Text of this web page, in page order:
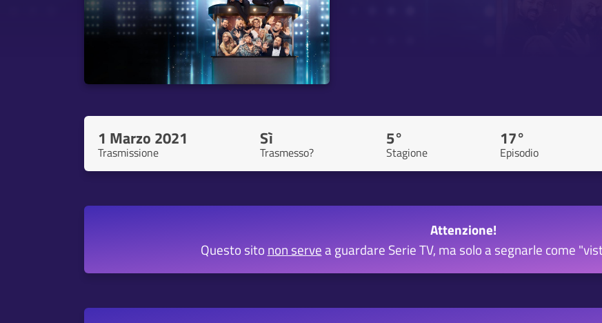
1 Marzo 2021
Trasmissione
Sì
Trasmesso?
5°
Stagione
17°
Episodio
Attenzione!
Questo sito non servea guardare Serie TV, ma solo a segnarle come